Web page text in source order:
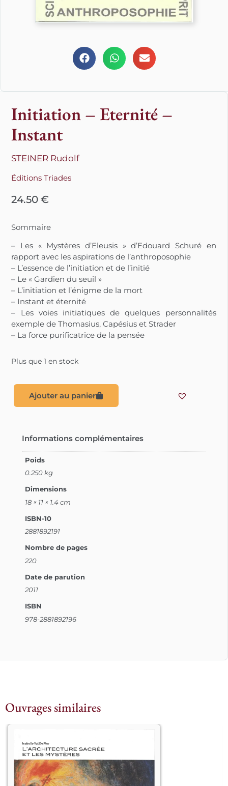
Initiation – Eternité –
Instant
STEINER Rudolf
Éditions Triades
24.50€
Sommaire
– Les « Mystères d’Eleusis » d’Edouard Schuré en
rapport avec les aspirations de l’anthroposophie
– L’essence de l’initiation et de l’initié
– Le « Gardien du seuil »
– L’initiation et l’énigme de la mort
– Instant et éternité
– Les voies initiatiques de quelques personnalités
exemple de Thomasius, Capésius et Strader
– La force purificatrice de la pensée
Plus que 1 en stock
Ajouter au panier
Informations complémentaires
Poids
0.250 kg
Dimensions
18 × 11 × 1.4 cm
ISBN-10
2881892191
Nombre de pages
220
Date de parution
2011
ISBN
978-2881892196
Ouvrages similaires
L’architecture sacrée accompagne le
développement des civilisations qui
se sont succédé depuis les origines de